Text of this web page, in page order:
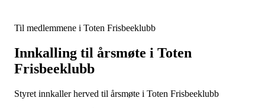
Til medlemmene i Toten Frisbeeklubb
Innkalling til årsmøte i Toten
Frisbeeklubb
Styret innkaller herved til årsmøte i Toten Frisbeeklubb